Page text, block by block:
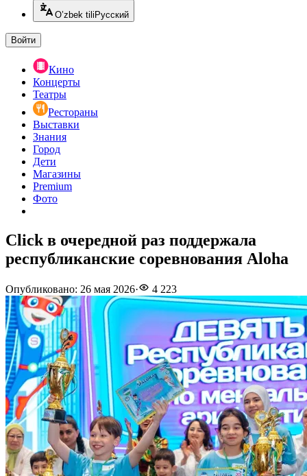
O’zbek tili Русский
Войти
Кино
Концерты
Театры
Рестораны
Выставки
Знания
Город
Дети
Магазины
Premium
Фото
Click в очередной раз поддержала
республиканские соревнования Aloha
Опубликовано: 26 мая 2026· 4 223